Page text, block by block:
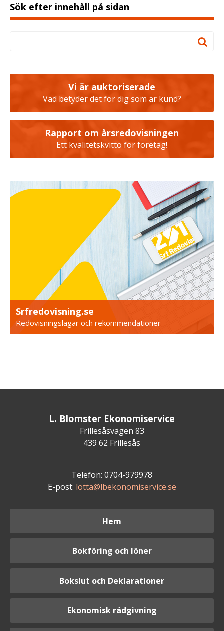
Sök efter innehåll på sidan
Vi är auktoriserade
Vad betyder det för dig som är kund?
Rapport om årsredovisningen
Ett kvalitetskvitto för företag!
Srfredovisning.se
Redovisningslagar och rekommendationer
L. Blomster Ekonomiservice
Frillesåsvägen 83
439 62 Frillesås
Telefon: 0704-979978
E-post: lotta@lbekonomiservice.se
Hem
Bokföring och löner
Bokslut och Deklarationer
Ekonomisk rådgivning